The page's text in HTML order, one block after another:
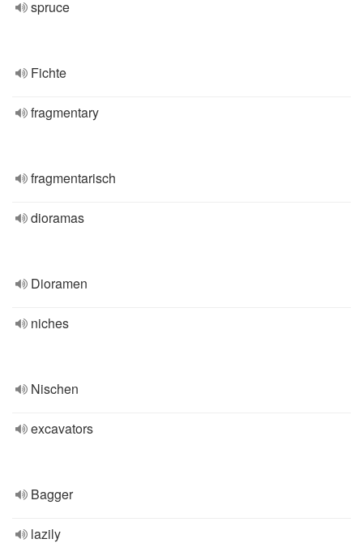
spruce
Fichte
fragmentary
fragmentarisch
dioramas
Dioramen
niches
Nischen
excavators
Bagger
lazily